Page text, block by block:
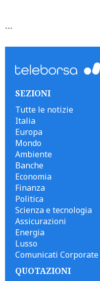
```
SEZIONI
Tutte le notizie
Italia
Europa
Mondo
Ambiente
Banche
Economia
Finanza
Politica
Scienza e tecnologia
Assicurazioni
Energia
Lusso
Comunicati Corporate
QUOTAZIONI